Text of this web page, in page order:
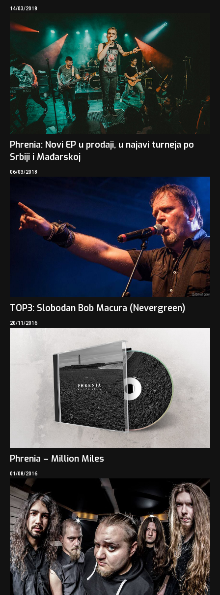
14/03/2018
Phrenia: Novi EP u prodaji, u najavi turneja po
Srbiji i Mađarskoj
06/03/2018
TOP3: Slobodan Bob Macura (Nevergreen)
20/11/2016
Phrenia – Million Miles
01/08/2016